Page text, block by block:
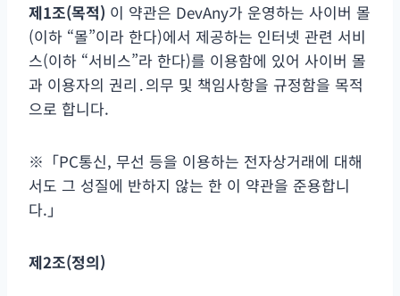
제1조(목적) 이 약관은 DevAny가 운영하는 사이버 몰
(이하 “몰”이라 한다)에서 제공하는 인터넷 관련 서비
스(이하 “서비스”라 한다)를 이용함에 있어 사이버 몰
과 이용자의 권리․의무 및 책임사항을 규정함을 목적
으로 합니다.
※「PC통신, 무선 등을 이용하는 전자상거래에 대해
서도 그 성질에 반하지 않는 한 이 약관을 준용합니
다.」
제2조(정의)